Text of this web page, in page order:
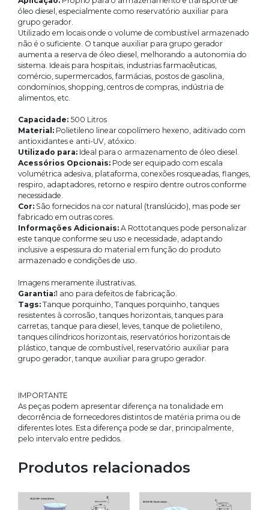
óleo diesel, especialmente como reservatório auxiliar para
grupo gerador.
Utilizado em locais onde o volume de combustível armazenado
não é o suficiente. O tanque auxiliar para grupo gerador
aumenta a reserva de óleo diesel, melhorando a autonomia do
sistema. Ideais para hospitais, industrias farmacêuticas,
comércio, supermercados, farmácias, postos de gasolina,
condomínios, shopping, centros de compras, indústria de
alimentos, etc.
Capacidade: 500 Litros
Material: Polietileno linear copolímero hexeno, aditivado com
antioxidantes e anti-UV, atóxico.
Utilizado para: Ideal para o armazenamento de óleo diesel.
Acessórios Opcionais: Pode ser equipado com escala
volumétrica adesiva, plataforma, conexões rosqueadas, flanges,
respiro, adaptadores, retorno e respiro dentre outros conforme
necessidade.
Cor: São fornecidos na cor natural (translúcido), mas pode ser
fabricado em outras cores.
Informações Adicionais: A Rottotanques pode personalizar
este tanque conforme seu uso e necessidade, adaptando
inclusive a espessura do material em função do produto
armazenado e condições de uso.
Imagens meramente ilustrativas.
Garantia:1 ano para defeitos de fabricação.
Tags: Tanque porquinho, Tanques porquinho, tanques
resistentes à corrosão, tanques horizontais, tanques para
carretas, tanque para diesel, leves, tanque de polietileno,
tanques cilíndricos horizontais, reservatórios horizontais de
plástico, tanque de combustível, reservatório auxiliar para
grupo gerador, tanque auxiliar para grupo gerador.
IMPORTANTE
As peças podem apresentar diferença na tonalidade em
decorrência de fornecedores distintos de matéria prima ou de
diferentes lotes. Esta diferença pode se dar, principalmente,
pelo intervalo entre pedidos.
Produtos relacionados